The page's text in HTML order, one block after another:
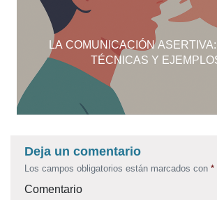
LA COMUNICACIÓN
TÉCNICAS Y
Deja un comentario
Los campos obligatorios están marcados con *
Comentario